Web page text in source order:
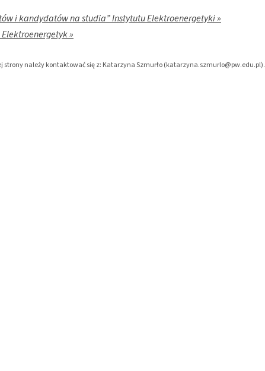
i kandydatów na studia” Instytutu Elektroenergetyki »
»
należy kontaktować się z: Katarzyna Szmurło (katarzyna.szmurlo@pw.edu.pl).